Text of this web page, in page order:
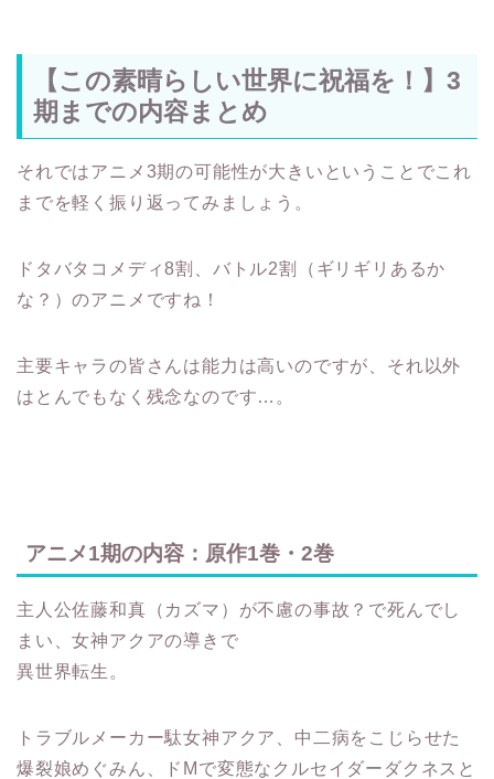
【この素晴らしい世界に祝福を！】3
期までの内容まとめ
それではアニメ3期の可能性が大きいということでこれ
までを軽く振り返ってみましょう。
ドタバタコメディ8割、バトル2割（ギリギリあるか
な？）のアニメですね！
主要キャラの皆さんは能力は高いのですが、それ以外
はとんでもなく残念なのです…。
アニメ1期の内容：原作1巻・2巻
主人公佐藤和真（カズマ）が不慮の事故？で死んでし
まい、女神アクアの導きで
異世界転生。
トラブルメーカー駄女神アクア、中二病をこじらせた
爆裂娘めぐみん、ドMで変態なクルセイダーダクネスと